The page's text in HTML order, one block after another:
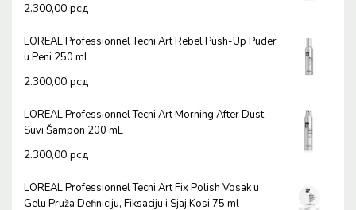
2.300,00 рсд
LOREAL Professionnel Tecni Art Rebel Push-Up Puder
u Peni 250 mL
2.300,00 рсд
LOREAL Professionnel Tecni Art Morning After Dust
Suvi Šampon 200 mL
2.300,00 рсд
LOREAL Professionnel Tecni Art Fix Polish Vosak u
Gelu Pruža Definiciju, Fiksaciju i Sjaj Kosi 75 ml